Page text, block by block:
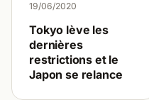
19/06/2020
Tokyo lève les
dernières
restrictions et le
Japon se relance